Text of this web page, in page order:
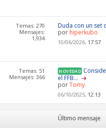
Temas: 270
Mensajes:
1,934
Duda con un set
por hiperkubo
10/06/2026, 17:57
Temas: 51
Mensajes: 366
NOVEDAD
el FFB...
porTomy
06/10/2025, 12:13
Último mensaje